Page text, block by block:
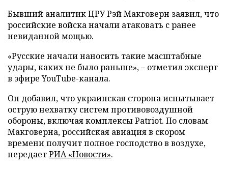
Бывший аналитик ЦРУ Рэй Макговерн заявил, что
российские войска начали атаковать с ранее
невиданной мощью.
«Русские начали наносить такие масштабные
удары, каких не было раньше», – отметил эксперт
в эфире YouTube-канала.
Он добавил, что украинская сторона испытывает
острую нехватку систем противовоздушной
обороны, включая комплексы Patriot. По словам
Макговерна, российская авиация в скором
времени получит полное господство в воздухе,
передаетРИА «Новости».